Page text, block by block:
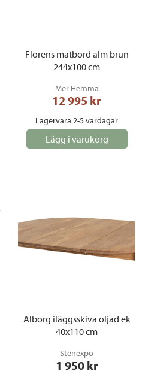
Florens matbord alm brun
244x100 cm
Mer Hemma
12 995 kr
Lagervara 2-5 vardagar
Lägg i varukorg
Alborg iläggsskiva oljad ek
40x110 cm
Stenexpo
1 950 kr